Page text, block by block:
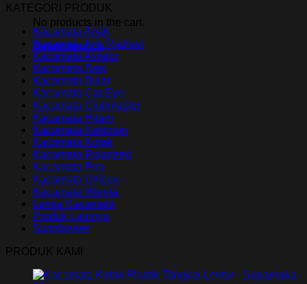
No products in the cart.
Return to shop
KATEGORI PRODUK
Kacamata Anak
Kacamata Anti Radiasi
Kacamata Aviator
Kacamata Besi
Kacamata Bulat
Kacamata Cat Eye
Kacamata Clubmaster
Kacamata Hitam
Kacamata Kekinian
Kacamata Kotak
Kacamata Polarized
Kacamata Pria
Kacamata Unisex
Kacamata Wanita
Lensa Kacamata
Produk Lainnya
Sunglasses
PRODUK KAMI